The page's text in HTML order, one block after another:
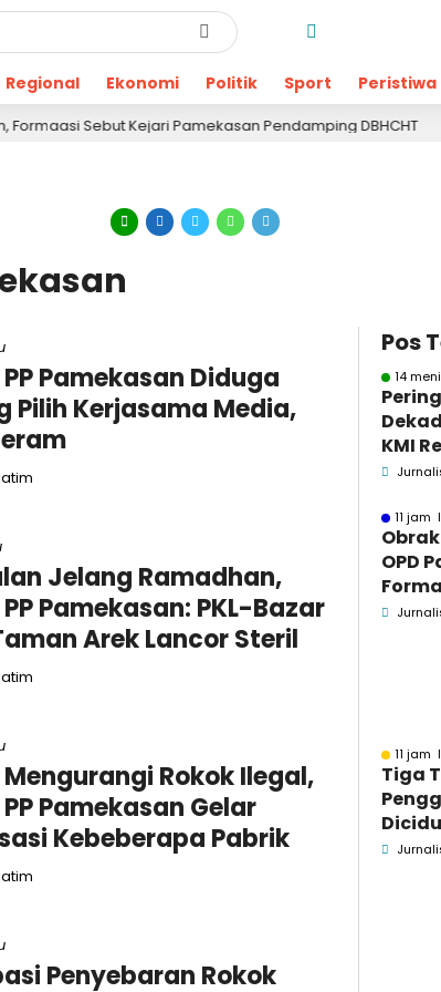
Regional Ekonomi Politik Sport Peristiwa
Sebut Kejari Pamekasan Pendamping DBHCHT 11
Pamekasan Diduga
Pilih Kerjasama Media,
Jelang Ramadhan,
Pamekasan: PKL-Bazar
Arek Lancor Steril
Rokok Ilegal,
Pamekasan Gelar
Kebeberapa Pabrik
Penyebaran Rokok
Pos
14
KMI
11 jam
OPD
11 jam
Tiga